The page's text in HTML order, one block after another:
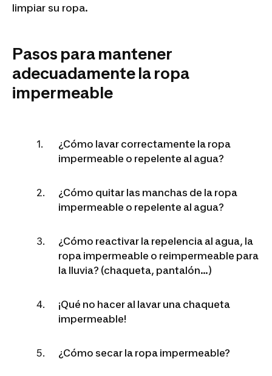
limpiar su ropa.
Pasos para mantener
adecuadamente la ropa
impermeable
¿Cómo lavar correctamente la ropa
impermeable o repelente al agua?
¿Cómo quitar las manchas de la ropa
impermeable o repelente al agua?
¿Cómo reactivar la repelencia al agua, la
ropa impermeable o reimpermeable para
la lluvia? (chaqueta, pantalón...)
¡Qué no hacer al lavar una chaqueta
impermeable!
¿Cómo secar la ropa impermeable?